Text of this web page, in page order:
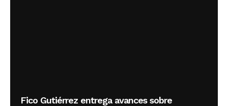
Fico Gutiérrez entrega avances sobre